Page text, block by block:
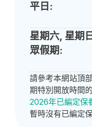
平日:
星期六, 星期
眾假期:
請參考本網站頂
期特別開放時間
2026年已編定保
暫時沒有已編定